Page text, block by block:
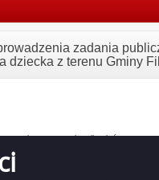
zadania
dziecka z terenu Gminy
z zakresu organizacji zajęć